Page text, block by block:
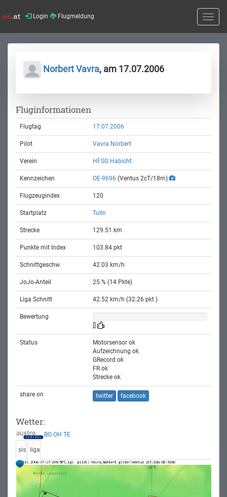
Login Flugmeldung
Toggle
Norbert Vavra, am 17.07.2006
Fluginformationen
Flugtag 17.07.2006
Pilot Vavra Norbert
Verein HFSG Habicht
Kennzeichen OE-9696 (Ventus 2cT/18m)
Flugzeugindex 120
Startplatz Tulln
Strecke 129.51 km
Punkte mit Index 103.84 pkt
Schnittgeschw. 42.03 km/h
JoJo-Anteil 25 % (14 Pkte)
Liga Schnitt 42.52 km/h (32.26 pkt )
Bewertung
Status
Motorsensor ok
Aufzeichnung ok
GRecord ok
FR ok
Strecke ok
share on twitter facebook
Wetter:
BO OH TE
sis liga